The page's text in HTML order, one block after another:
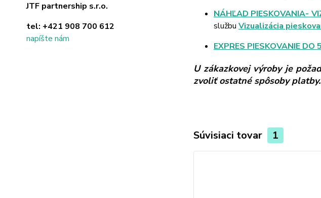
JTF partnership s.r.o.
tel: +421 908 700 612
napíšte nám
NÁHĽAD PIESKOVANIA-
službu Vizualizácia
EXPRES PIESKOVANIE DO
U zákazkovej výroby je
zvoliť ostatné spôsoby platby.
Súvisiaci tovar 1